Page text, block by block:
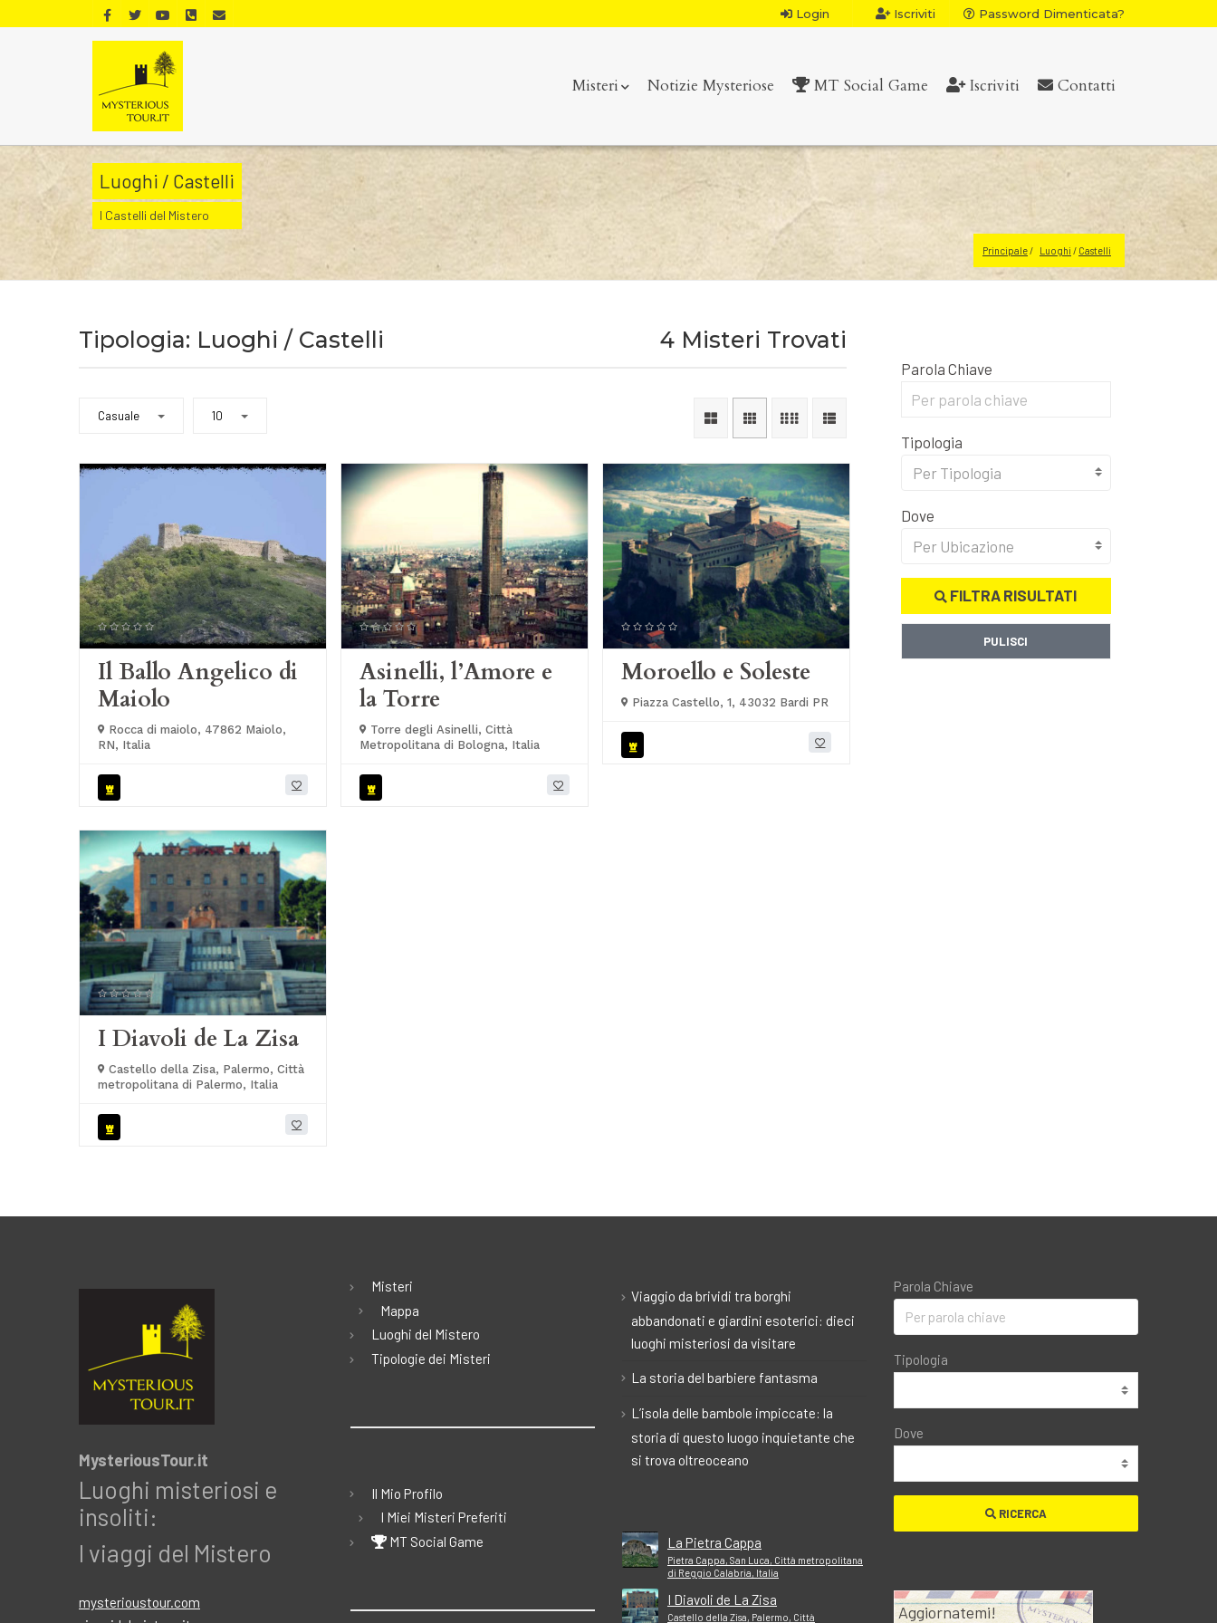
Login Iscriviti Password Dimenticata?
Misteri Notizie Mysteriose MT Social Game Iscriviti Contatti
Luoghi / Castelli
I Castelli del Mistero
Principale Luoghi / Castelli
Tipologia: Luoghi / Castelli 4 Misteri Trovati
Casuale 10
Il Ballo Angelico di
Maiolo
Rocca di maiolo, 47862 Maiolo,
RN, Italia
Asinelli, l’Amore e
la Torre
Torre degli Asinelli, Città
Metropolitana di Bologna, Italia
Moroello e Soleste
Piazza Castello, 1, 43032 Bardi PR
I Diavoli de La Zisa
Castello della Zisa, Palermo, Città
metropolitana di Palermo, Italia
Parola Chiave
Tipologia
Per Tipologia
Dove
Per Ubicazione
FILTRA RISULTATI
PULISCI
MysteriousTour.it
Luoghi misteriosi e
insoliti:
I viaggi del Mistero
mysterioustour.com
Misteri
Mappa
Luoghi del Mistero
Tipologie dei Misteri
Il Mio Profilo
I Miei Misteri Preferiti
MT Social Game
Viaggio da brividi tra borghi
abbandonati e giardini esoterici: dieci
luoghi misteriosi da visitare
La storia del barbiere fantasma
L’isola delle bambole impiccate: la
storia di questo luogo inquietante che
si trova oltreoceano
La Pietra Cappa
Pietra Cappa, San Luca, Città metropolitana
di Reggio Calabria, Italia
I Diavoli de La Zisa
Castello della Zisa, Palermo, Città
Parola Chiave
Tipologia
Dove
RICERCA
Aggiornatemi!